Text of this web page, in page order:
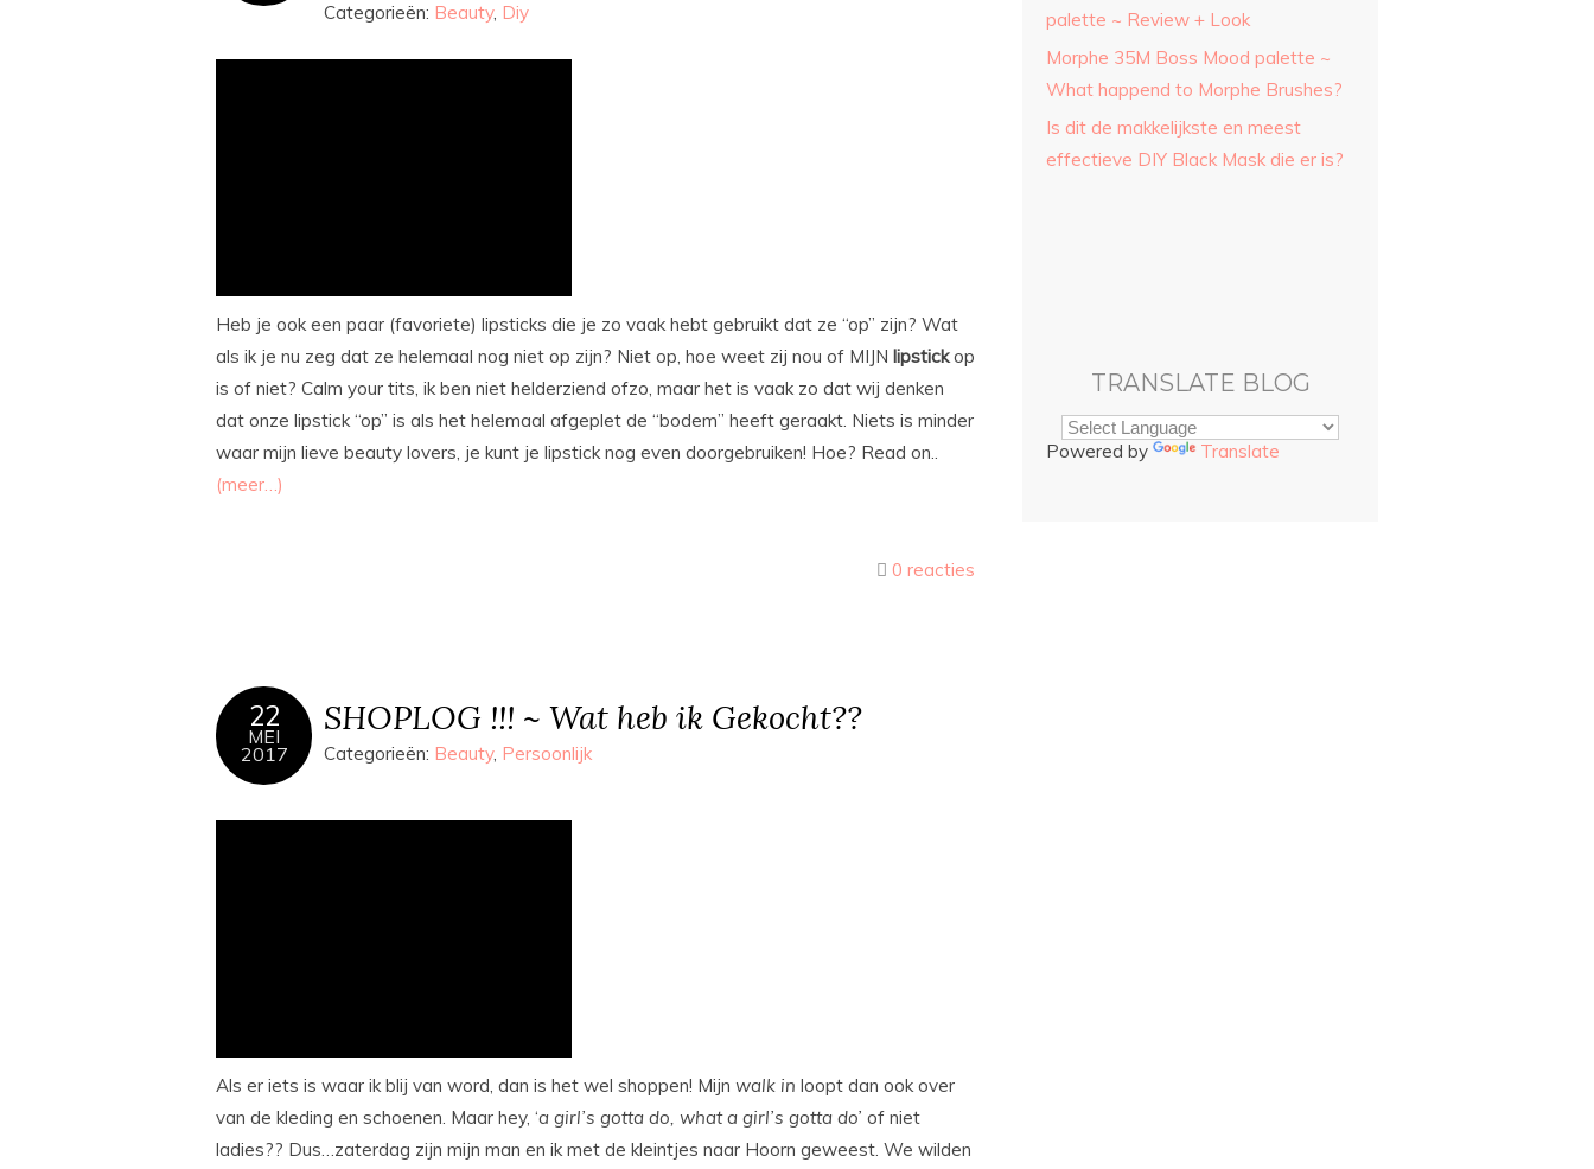
Categorieën: Beauty, Diy
Heb je ook een paar (favoriete) lipsticks die je zo vaak hebt gebruikt dat ze “op” zijn? Wat
als ik je nu zeg dat ze helemaal nog niet op zijn? Niet op, hoe weet zij nou of MIJN lipstickop
is of niet? Calm your tits, ik ben niet helderziend ofzo, maar het is vaak zo dat wij denken
dat onze lipstick “op” is als het helemaal afgeplet de “bodem” heeft geraakt. Niets is minder
waar mijn lieve beauty lovers, je kunt je lipstick nog even doorgebruiken! Hoe? Read on..
(meer…)
0 reacties
22
MEI
2017
SHOPLOG !!! ~ Wat heb ik Gekocht??
Categorieën: Beauty, Persoonlijk
Als er iets is waar ik blij van word, dan is het wel shoppen! Mijn walk in loopt dan ook over
van de kleding en schoenen. Maar hey, ‘a girl’s gotta do, what a girl’s gotta do’ of niet
ladies?? Dus…zaterdag zijn mijn man en ik met de kleintjes naar Hoorn geweest. We wilden
palette ~ Review + Look
Morphe 35M Boss Mood palette ~
What happend to Morphe Brushes?
Is dit de makkelijkste en meest
effectieve DIY Black Mask die er is?
TRANSLATE BLOG
Powered by Translate